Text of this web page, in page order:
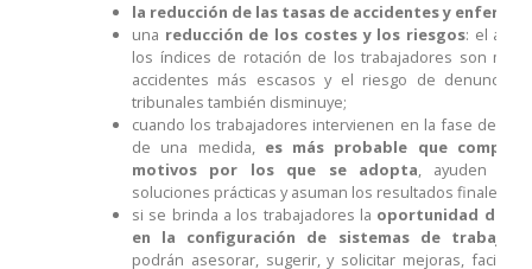
la reducción de las tasas de accidentes y
una reducción de los costes y los riesgos: el
los índices de rotación de los trabajadores son
accidentes más escasos y el riesgo de denuncias
tribunales también disminuye;
cuando los trabajadores intervienen en la fase de
de una medida, es más probable que
motivos por los que se adopta, ayuden a
soluciones prácticas y asuman los resultados finales;
si se brinda a los trabajadores la oportunidad de
en la configuración de sistemas de trabajo
podrán asesorar, sugerir, y solicitar mejoras,